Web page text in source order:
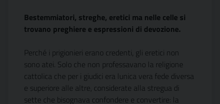
Bestemmiatori, streghe, eretici ma nelle celle si
trovano preghiere e espressioni di devozione.
Perché i prigionieri erano credenti, gli eretici non
sono atei. Solo che non professavano la religione
cattolica che per i giudici era lunica vera fede diversa
e superiore alle altre, considerate alla stregua di
sette che bisognava confondere e convertire: la